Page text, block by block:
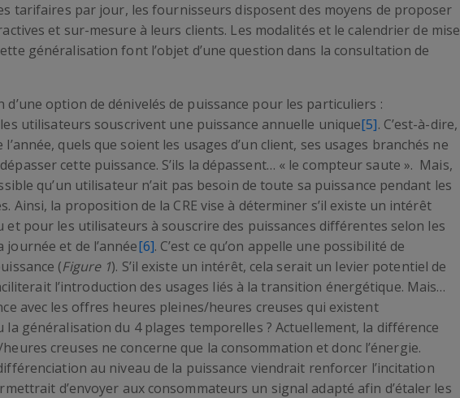
tarifaires par jour, les fournisseurs disposent des moyens de proposer
et sur-mesure à leurs clients. Les modalités et le calendrier de mise
généralisation font l’objet d’une question dans la consultation de
d’une option de dénivelés de puissance pour les particuliers :
utilisateurs souscrivent une puissance annuelle unique[5]. C’est-à-dire,
l’année, quels que soient les usages d’un client, ses usages branchés ne
cette puissance. S’ils la dépassent… « le compteur saute ». Mais,
qu’un utilisateur n’ait pas besoin de toute sa puissance pendant les
Ainsi, la proposition de la CRE vise à déterminer s’il existe un intérêt
et pour les utilisateurs à souscrire des puissances différentes selon les
journée et de l’année[6]. C’est ce qu’on appelle une possibilité de
(Figure 1). S’il existe un intérêt, cela serait un levier potentiel de
l’introduction des usages liés à la transition énergétique. Mais…
avec les offres heures pleines/heures creuses qui existent
la généralisation du 4 plages temporelles ? Actuellement, la différence
creuses ne concerne que la consommation et donc l’énergie.
au niveau de la puissance viendrait renforcer l’incitation
d’envoyer aux consommateurs un signal adapté afin d’étaler les